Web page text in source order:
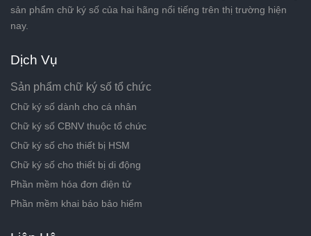
sản phẩm chữ ký số của hai hãng nổi tiếng trên thị trường hiện
nay.
Dịch Vụ
Sản phẩm chữ ký số tổ chức
Chữ ký số dành cho cá nhân
Chữ ký số CBNV thuộc tổ chức
Chữ ký số cho thiết bị HSM
Chữ ký số cho thiết bị di động
Phần mềm hóa đơn điện tử
Phần mềm khai báo bảo hiểm